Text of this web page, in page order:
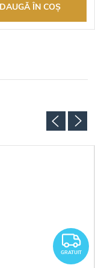
ÎN COŞ
GRATUIT